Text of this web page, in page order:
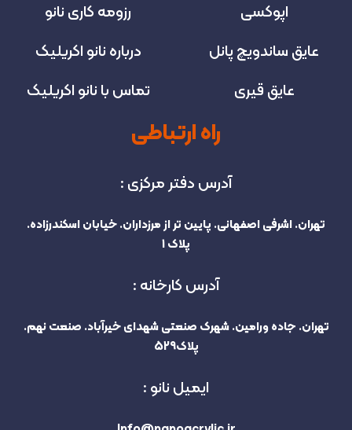
اپوکسی
عایق ساندویچ پانل
عایق قیری
رزومه کاری نانو
درباره نانو اکریلیک
تماس با نانو اکریلیک
راه ارتباطی
آدرس دفتر مرکزی :
تهران. اشرفی اصفهانی. پایین تر از مرزداران. خیابان اسکندرزاده.
پلاک 1
آدرس کارخانه :
تهران. جاده ورامین. شهرک صنعتی شهدای خیرآباد. صنعت نهم.
پلاک529
ایمیل نانو :